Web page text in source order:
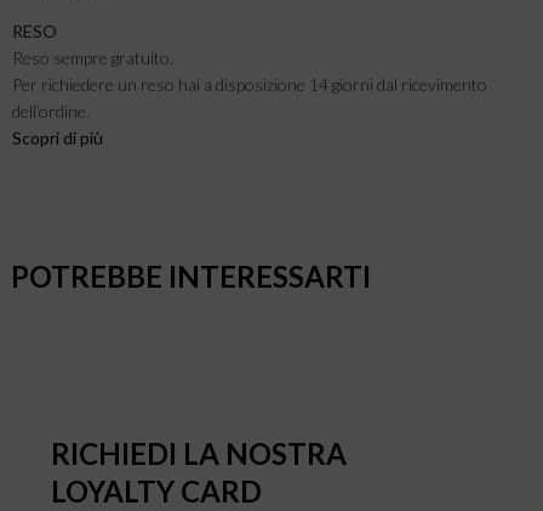
RESO
Reso sempre gratuito.
Per richiedere un reso hai a disposizione 14 giorni dal ricevimento
dell’ordine.
Scopri di più
POTREBBE INTERESSARTI
RICHIEDI LA NOSTRA
LOYALTY CARD